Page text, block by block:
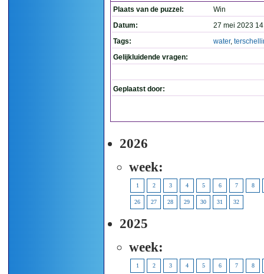
Plaats van de puzzel:
Win
Datum:
27 mei 2023
Tags:
water,
Gelijkluidende vragen:
Geplaatst door:
2026
week:
1 2 3 4 5 6 7 8
26 27 28 29 30 31 32
2025
week:
1 2 3 4 5 6 7 8